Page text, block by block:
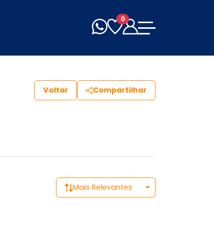
0
Voltar Compartilhar
Mais Relevantes